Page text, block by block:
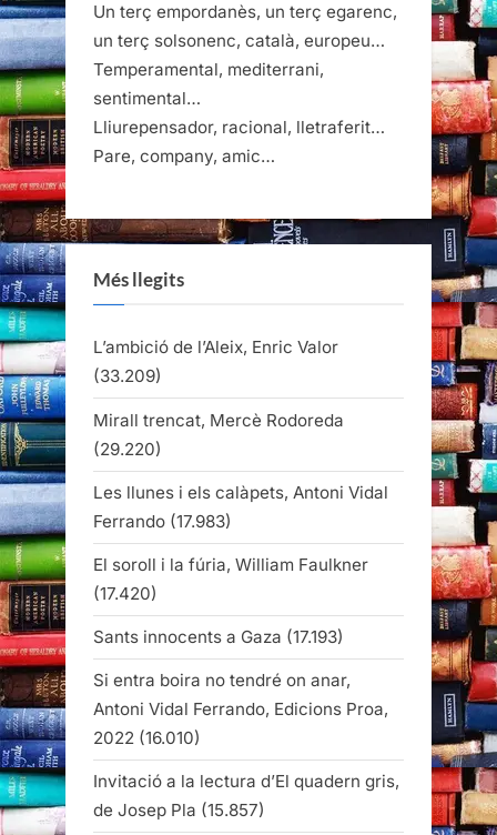
Un terç empordanès, un terç egarenc,
un terç solsonenc, català, europeu…
Temperamental, mediterrani,
sentimental…
Lliurepensador, racional, lletraferit…
Pare, company, amic…
Més llegits
L’ambició de l’Aleix, Enric Valor
(33.209)
Mirall trencat, Mercè Rodoreda
(29.220)
Les llunes i els calàpets, Antoni Vidal
Ferrando (17.983)
El soroll i la fúria, William Faulkner
(17.420)
Sants innocents a Gaza (17.193)
Si entra boira no tendré on anar,
Antoni Vidal Ferrando, Edicions Proa,
2022 (16.010)
Invitació a la lectura d’El quadern gris,
de Josep Pla (15.857)